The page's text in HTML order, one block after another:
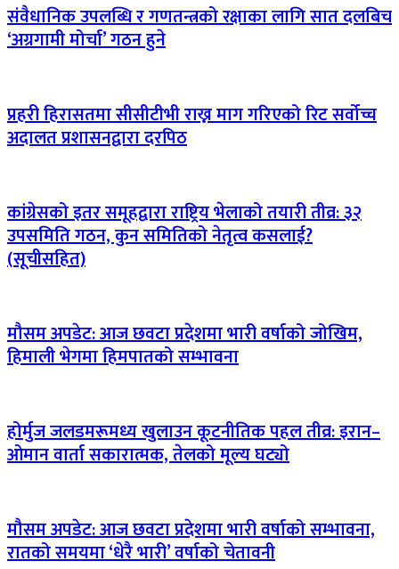
संवैधानिक उपलब्धि र गणतन्त्रको रक्षाका लागि सात दलबिच
‘अग्रगामी मोर्चा’ गठन हुने
प्रहरी हिरासतमा सीसीटीभी राख्न माग गरिएको रिट सर्वोच्च
अदालत प्रशासनद्वारा दरपिठ
कांग्रेसको इतर समूहद्वारा राष्ट्रिय भेलाको तयारी तीव्र: ३२
उपसमिति गठन, कुन समितिको नेतृत्व कसलाई?
(सूचीसहित)
मौसम अपडेट: आज छवटा प्रदेशमा भारी वर्षाको जोखिम,
हिमाली भेगमा हिमपातको सम्भावना
होर्मुज जलडमरूमध्य खुलाउन कूटनीतिक पहल तीव्र: इरान–
ओमान वार्ता सकारात्मक, तेलको मूल्य घट्यो
मौसम अपडेट: आज छवटा प्रदेशमा भारी वर्षाको सम्भावना,
रातको समयमा ‘धेरै भारी’ वर्षाको चेतावनी